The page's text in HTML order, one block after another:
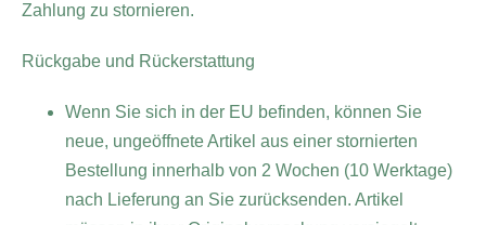
Zahlung zu stornieren.
Rückgabe und Rückerstattung
Wenn Sie sich in der EU befinden, können Sie
neue, ungeöffnete Artikel aus einer stornierten
Bestellung innerhalb von 2 Wochen (10 Werktage)
nach Lieferung an Sie zurücksenden. Artikel